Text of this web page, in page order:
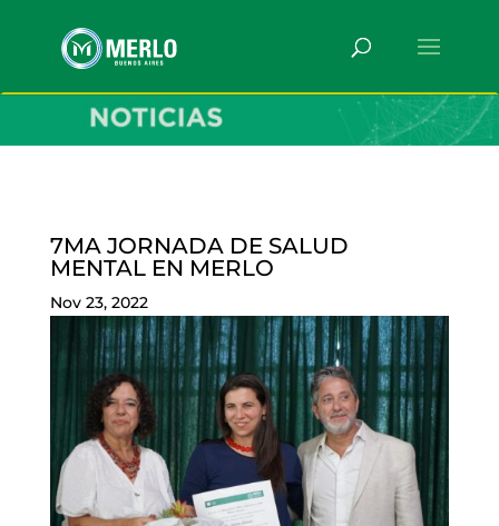
7MA JORNADA DE SALUD
MENTAL EN MERLO
Nov 23, 2022